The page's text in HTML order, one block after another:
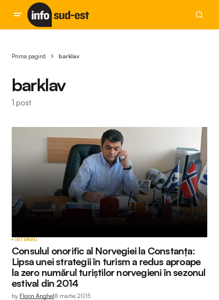
Prima pagină barklav
barklav
1 post
INTERVIU
Consulul onorific al Norvegiei la Constanța:
Lipsa unei strategii în turism a redus aproape
la zero numărul turiştilor norvegieni în sezonul
estival din 2014
by Florin Anghel8 martie 2015